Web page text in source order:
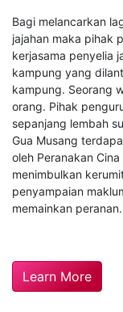
Bagi melancarkan
jajahan maka pihak
kerjasama penyelia
kampung yang
kampung. Seorang
orang. Pihak
sepanjang lembah
Gua Musang
oleh Peranakan
menimbulkan
penyampaian
memainkan peranan.
Learn More